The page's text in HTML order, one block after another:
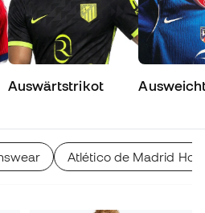
Auswärtstrikot
Atlético de Madrid